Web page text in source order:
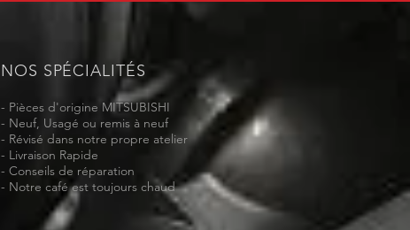
NOS SPÉCIALITÉS
- Pièces d'origine MITSUBISHI
- Neuf, Usagé ou remis à neuf
- Révisé dans notre propre atelier
- Livraison Rapide
- Conseils de réparation
- Notre café est toujours chaud